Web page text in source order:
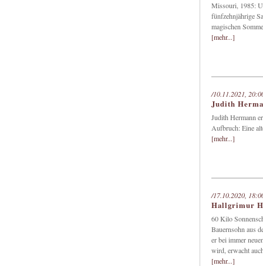
Missouri, 1985:
fünfzehnjährige
magischen
[mehr...]
/10.11.2021,
Judith
Judith Hermann
Aufbruch: Eine
[mehr...]
/17.10.2020,
Hallgrimur
60 Kilo
Bauernsohn aus
er bei immer
wird, erwacht
[mehr...]